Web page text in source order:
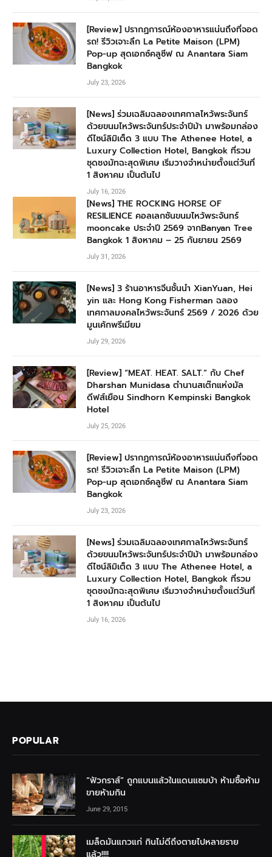
[Review] ปรากฏการณ์ห้องอาหารแน่นถึงที่จอด
รถ! รีวิวเจาะลึก La Petite Maison (LPM)
Pop-up สุดเอกซ์คลูซีฟ ณ Anantara Siam
Bangkok
July 23, 2026
[News] ร่วมเฉลิมฉลองเทศกาลไหว้พระจันทร์
ด้วยขนมไหว้พระจันทร์ประจำปีม้า มาพร้อมกล่อง
ดีไซน์ลิมิเต็ด 3 แบบ The Athenee Hotel, a
Luxury Collection Hotel, Bangkok ที่รวม
ชุดชงมัทฉะสุดพิเศษ เริ่มวางจำหน่ายตั้งแต่วันที่
1 สิงหาคม เป็นต้นไป
July 16, 2026
[News] THE ROCKING HORSE OF
RESILIENCE คอลเลกชันขนมไหว้พระจันทร์
mooncake ประจำปี 2569 จากBanyan Tree
Bangkok 1 สิงหาคม – 25 กันยายน 2569
July 31, 2026
[News] 3 ร้านอาหารจีนชั้นนำ XianYuan, Hei
yin และ Hong Kong Fisherman ฉลอง
เทศกาลมงคลไหว้พระจันทร์ 2569 / 2026 ด้วย
มูนเค้กพรีเมียม
July 29, 2026
[Review] “MEAT. HEAT. SALT.” กับ Chef
Dharshan Munidasa ตำนานสเต๊กแห่งมัล
ดีฟส์เยือน Sindhorn Kempinski Bangkok
Hotel
July 25, 2026
[Review] ปรากฏการณ์ห้องอาหารแน่นถึงที่จอด
รถ! รีวิวเจาะลึก La Petite Maison (LPM)
Pop-up สุดเอกซ์คลูซีฟ ณ Anantara Siam
Bangkok
July 23, 2026
[News] ร่วมเฉลิมฉลองเทศกาลไหว้พระจันทร์
ด้วยขนมไหว้พระจันทร์ประจำปีม้า มาพร้อมกล่อง
ดีไซน์ลิมิเต็ด 3 แบบ The Athenee Hotel, a
Luxury Collection Hotel, Bangkok ที่รวม
ชุดชงมัทฉะสุดพิเศษ เริ่มวางจำหน่ายตั้งแต่วันที่
1 สิงหาคม เป็นต้นไป
July 16, 2026
POPULAR
“ฟัวกราส์” ถูกแบนแล้วในแดนแซมบ้า ห้ามซื้อห้าม
ขายห้ามกิน
June 29, 2015
เมล็ดมันแกวแก่ กินไม่ดีถึงตายไปหลายราย
แล้ว!!!!